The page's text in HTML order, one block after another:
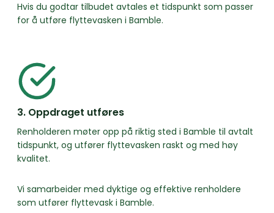
Hvis du godtar tilbudet avtales et tidspunkt som passer
for å utføre flyttevasken i Bamble.
3. Oppdraget utføres
Renholderen møter opp på riktig sted i Bamble til avtalt
tidspunkt, og utfører flyttevasken raskt og med høy
kvalitet.
Vi samarbeider med dyktige og effektive renholdere
som utfører flyttevask i Bamble.